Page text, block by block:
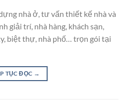
nhà ở, tư vấn thiết kế nhà và
giải trí, nhà hàng, khách sạn,
biệt thự, nhà phố… trọn gói tại
TỤC ĐỌC →